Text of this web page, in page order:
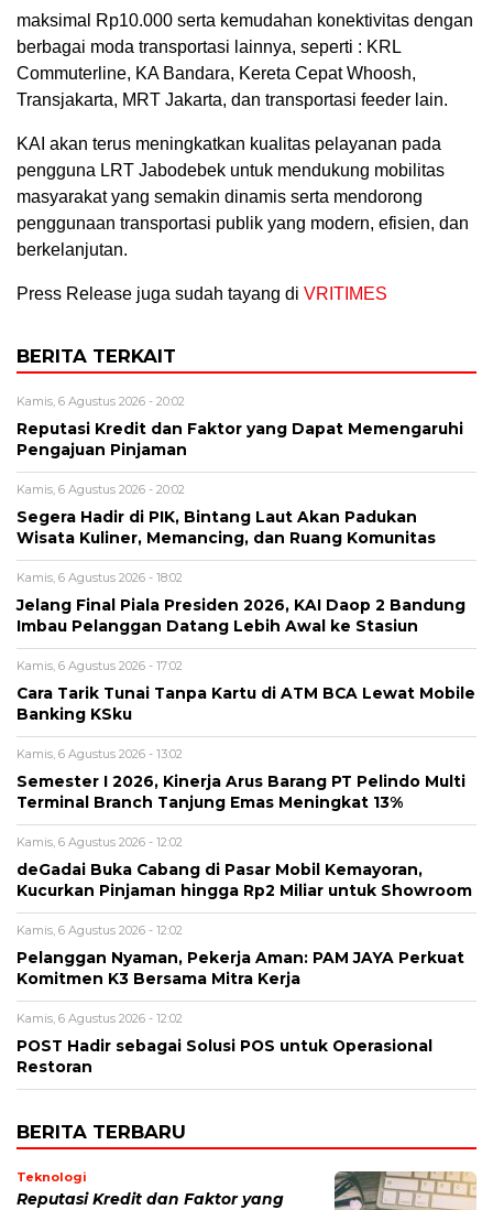
maksimal Rp10.000 serta kemudahan konektivitas dengan
berbagai moda transportasi lainnya, seperti : KRL
Commuterline, KA Bandara, Kereta Cepat Whoosh,
Transjakarta, MRT Jakarta, dan transportasi feeder lain.
KAI akan terus meningkatkan kualitas pelayanan pada
pengguna LRT Jabodebek untuk mendukung mobilitas
masyarakat yang semakin dinamis serta mendorong
penggunaan transportasi publik yang modern, efisien, dan
berkelanjutan.
Press Release juga sudah tayang di VRITIMES
BERITA TERKAIT
Kamis, 6 Agustus 2026 - 20:02
Reputasi Kredit dan Faktor yang Dapat Memengaruhi
Pengajuan Pinjaman
Kamis, 6 Agustus 2026 - 20:02
Segera Hadir di PIK, Bintang Laut Akan Padukan
Wisata Kuliner, Memancing, dan Ruang Komunitas
Kamis, 6 Agustus 2026 - 18:02
Jelang Final Piala Presiden 2026, KAI Daop 2 Bandung
Imbau Pelanggan Datang Lebih Awal ke Stasiun
Kamis, 6 Agustus 2026 - 17:02
Cara Tarik Tunai Tanpa Kartu di ATM BCA Lewat Mobile
Banking KSku
Kamis, 6 Agustus 2026 - 13:02
Semester I 2026, Kinerja Arus Barang PT Pelindo Multi
Terminal Branch Tanjung Emas Meningkat 13%
Kamis, 6 Agustus 2026 - 12:02
deGadai Buka Cabang di Pasar Mobil Kemayoran,
Kucurkan Pinjaman hingga Rp2 Miliar untuk Showroom
Kamis, 6 Agustus 2026 - 12:02
Pelanggan Nyaman, Pekerja Aman: PAM JAYA Perkuat
Komitmen K3 Bersama Mitra Kerja
Kamis, 6 Agustus 2026 - 12:02
POST Hadir sebagai Solusi POS untuk Operasional
Restoran
BERITA TERBARU
Teknologi
Reputasi Kredit dan Faktor yang